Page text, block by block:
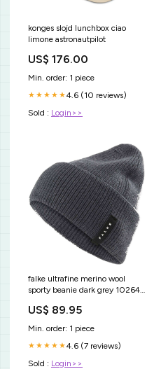
konges slojd lunchbox ciao
limone astronautpilot
US$ 176.00
Min. order: 1 piece
★★★★★4.6 (10 reviews)
Sold : Login>>
falke ultrafine merino wool
sporty beanie dark grey 102645
US$ 89.95
Min. order: 1 piece
★★★★★4.6 (7 reviews)
Sold : Login>>